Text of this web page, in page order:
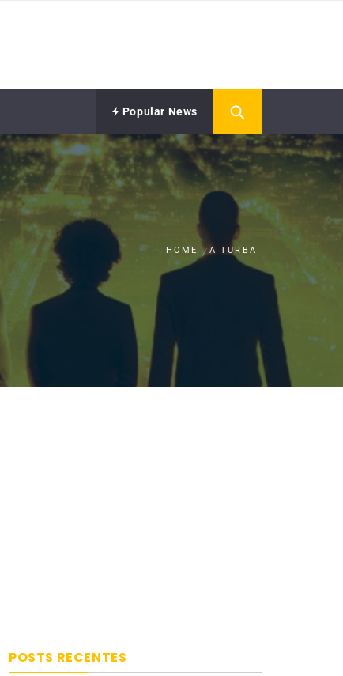
Popular News
HOME A TURBA
POSTS RECENTES